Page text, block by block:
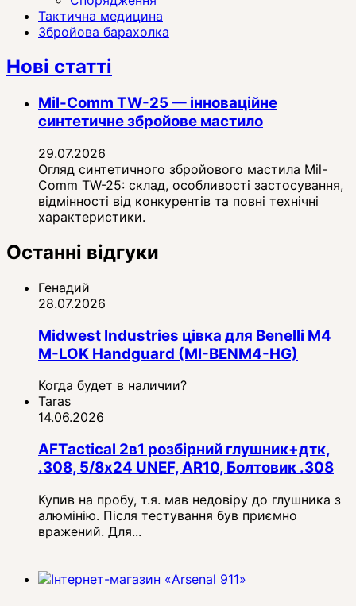
Тактична медицина
Збройова барахолка
Нові статті
Mil-Comm TW-25 — інноваційне
синтетичне збройове мастило
29.07.2026
Огляд синтетичного збройового мастила Mil-
Comm TW-25: склад, особливості застосування,
відмінності від конкурентів та повні технічні
характеристики.
Останні відгуки
Генадий
28.07.2026
Midwest Industries цівка для Benelli M4
M-LOK Handguard (MI-BENM4-HG)
Когда будет в наличии?
Taras
14.06.2026
AFTactical 2в1 розбірний глушник+дтк,
.308, 5/8x24 UNEF, AR10, Болтовик .308
Купив на пробу, т.я. мав недовіру до глушника з
алюмінію. Після тестування був приємно
вражений. Для...